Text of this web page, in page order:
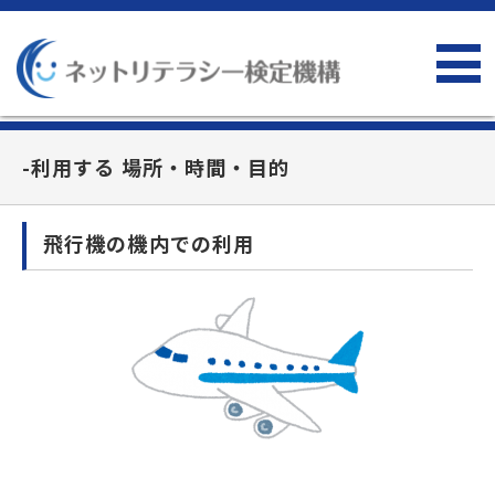
-利用する 場所・時間・目的
飛行機の機内での利用